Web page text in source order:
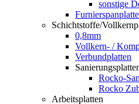
sonstige
Schichtstoffe/
0,8mm
Vollkern- /
Verbundplatten
Rocko-
Rocko
Arbeitsplatten